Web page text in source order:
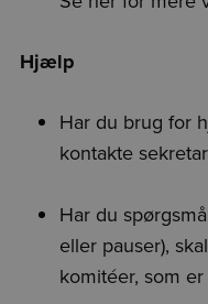
Hjælp
Har du brug for
kontakte
Har du
eller pauser),
komitéer, som